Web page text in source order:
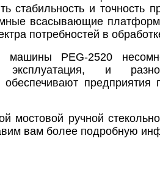
и точность
всасывающие
потребностей в
машины PEG-2520
эксплуатация, и
обеспечивают
мостовой ручной
вам более подробную